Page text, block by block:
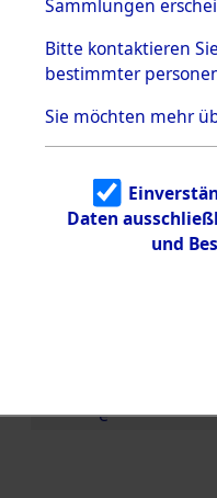
Todesmärsche
5.3.1 Alliierte
Erhebungen
zu
Todesmärsch
en
5.3.2
Identifizierun
g
5.3.3
Todesmärsch
e
Sammlungen
Bitte kontaktieren
bestimmter
Sie möchten mehr
Daten
und